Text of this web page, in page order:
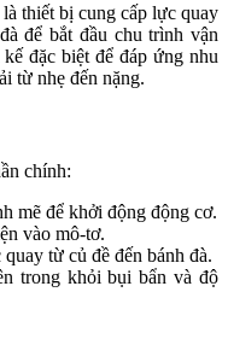
thiết bị cung cấp lực quay
để bắt đầu chu trình vận
đặc biệt để đáp ứng nhu
từ nhẹ đến nặng.
chính:
mẽ để khởi động động cơ.
vào mô-tơ.
từ củ đề đến bánh đà.
trong khỏi bụi bẩn và độ